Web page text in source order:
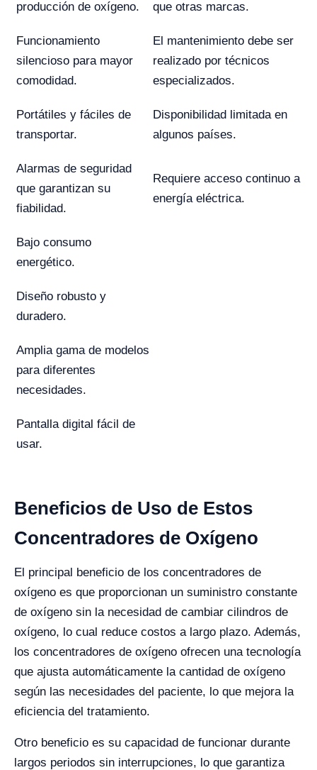
producción de oxígeno. que otras marcas.
Funcionamiento
silencioso para mayor
comodidad.
El mantenimiento debe ser
realizado por técnicos
especializados.
Portátiles y fáciles de
transportar.
Disponibilidad limitada en
algunos países.
Alarmas de seguridad
que garantizan su
fiabilidad.
Requiere acceso continuo a
energía eléctrica.
Bajo consumo
energético.
Diseño robusto y
duradero.
Amplia gama de modelos
para diferentes
necesidades.
Pantalla digital fácil de
usar.
Beneficios de Uso de Estos
Concentradores de Oxígeno
El principal beneficio de los concentradores de
oxígeno es que proporcionan un suministro constante
de oxígeno sin la necesidad de cambiar cilindros de
oxígeno, lo cual reduce costos a largo plazo. Además,
los concentradores de oxígeno ofrecen una tecnología
que ajusta automáticamente la cantidad de oxígeno
según las necesidades del paciente, lo que mejora la
eficiencia del tratamiento.
Otro beneficio es su capacidad de funcionar durante
largos periodos sin interrupciones, lo que garantiza